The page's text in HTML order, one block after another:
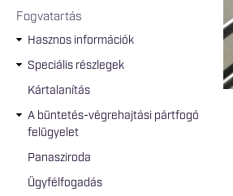
Fogvatartás
Hasznos információk
Speciális részlegek
Kártalanítás
A büntetés-végrehajtási pártfogó
felügyelet
Panasziroda
Ügyfélfogadás